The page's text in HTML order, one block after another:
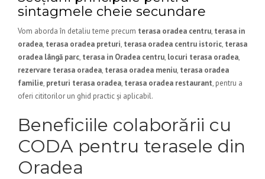
sintagmele cheie secundare
Vom aborda în detaliu teme precum terasa oradea centru, terasa in
oradea, terasa oradea preturi, terasa oradea centru istoric, terasa
oradea lângă parc, terasa in Oradea centru, locuri terasa oradea,
rezervare terasa oradea, terasa oradea meniu, terasa oradea
familie, preturi terasa oradea, terasa oradea restaurant, pentru a
oferi cititorilor un ghid practic și aplicabil.
Beneficiile colaborării cu
CODA pentru terasele din
Oradea